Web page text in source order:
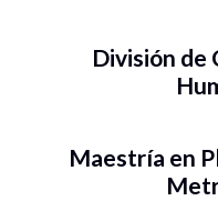
División de
Maestría en